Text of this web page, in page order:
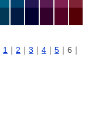
1 ｜ 2 ｜ 3 ｜ 4 ｜ 5 ｜6｜